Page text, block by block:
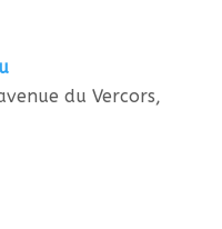
du Vercors,